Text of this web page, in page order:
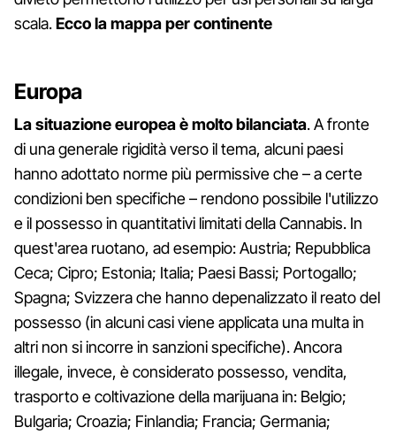
scala.Ecco la mappa per continente
Europa
La situazione europea è molto bilanciata. A fronte
di una generale rigidità verso il tema, alcuni paesi
hanno adottato norme più permissive che – a certe
condizioni ben specifiche – rendono possibile l'utilizzo
e il possesso in quantitativi limitati della Cannabis. In
quest'area ruotano, ad esempio: Austria; Repubblica
Ceca; Cipro; Estonia; Italia; Paesi Bassi; Portogallo;
Spagna; Svizzera che hanno depenalizzato il reato del
possesso (in alcuni casi viene applicata una multa in
altri non si incorre in sanzioni specifiche). Ancora
illegale, invece, è considerato possesso, vendita,
trasporto e coltivazione della marijuana in: Belgio;
Bulgaria; Croazia; Finlandia; Francia; Germania;